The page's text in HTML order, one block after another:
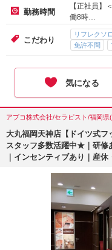
勤務時間
【正社員】
働8時…
こだわり
リフレクソ
免許不問
気になる
アブコ株式会社/セラピスト/福岡県
大丸福岡天神店【ドイツ式
スタッフ多数活躍中★｜研修
｜インセンティブあり｜産休